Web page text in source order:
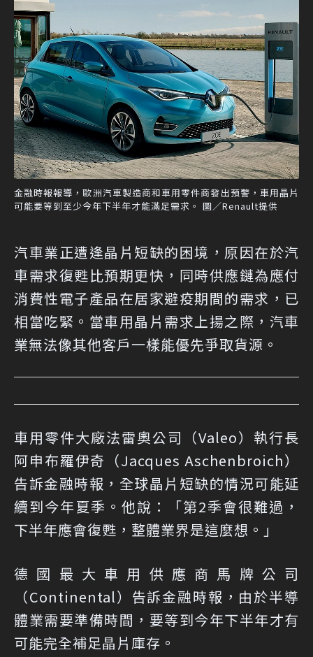
金融時報報導，歐洲汽車製造商和車用零件商發出預警，車用晶片
可能要等到至少今年下半年才能滿足需求。 圖／Renault提供
汽車業正遭逢晶片短缺的困境，原因在於汽
車需求復甦比預期更快，同時供應鏈為應付
消費性電子產品在居家避疫期間的需求，已
相當吃緊。當車用晶片需求上揚之際，汽車
業無法像其他客戶一樣能優先爭取貨源。
車用零件大廠法雷奧公司（Valeo）執行長
阿申布羅伊奇（Jacques Aschenbroich）
告訴金融時報，全球晶片短缺的情況可能延
續到今年夏季。他說：「第2季會很難過，
下半年應會復甦，整體業界是這麼想。」
德國最大車用供應商馬牌公司
（Continental）告訴金融時報，由於半導
體業需要準備時間，要等到今年下半年才有
可能完全補足晶片庫存。